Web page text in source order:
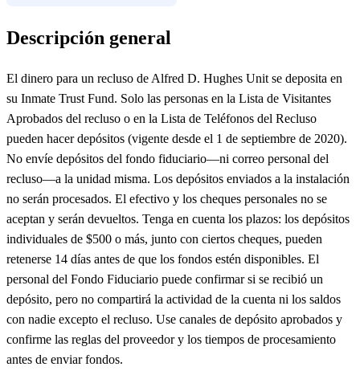
Descripción general
El dinero para un recluso de Alfred D. Hughes Unit se deposita en
su Inmate Trust Fund. Solo las personas en la Lista de Visitantes
Aprobados del recluso o en la Lista de Teléfonos del Recluso
pueden hacer depósitos (vigente desde el 1 de septiembre de 2020).
No envíe depósitos del fondo fiduciario—ni correo personal del
recluso—a la unidad misma. Los depósitos enviados a la instalación
no serán procesados. El efectivo y los cheques personales no se
aceptan y serán devueltos. Tenga en cuenta los plazos: los depósitos
individuales de $500 o más, junto con ciertos cheques, pueden
retenerse 14 días antes de que los fondos estén disponibles. El
personal del Fondo Fiduciario puede confirmar si se recibió un
depósito, pero no compartirá la actividad de la cuenta ni los saldos
con nadie excepto el recluso. Use canales de depósito aprobados y
confirme las reglas del proveedor y los tiempos de procesamiento
antes de enviar fondos.